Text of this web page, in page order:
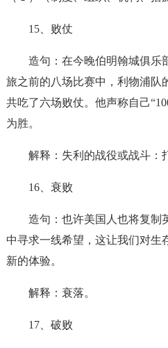
15、败仗
造句：在今晚伯明翰城俱乐部
旅之前的八场比赛中，利物浦队
共吃了六场败仗。他声称自己
为胜。
解释：失利的战役或战斗：打
16、衰败
造句：也许美国人也将复制
中寻求一线希望，这让我们对生
新的体验。
解释：衰落。
17、破败